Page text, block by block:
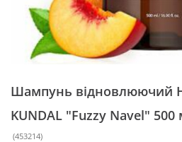
Шампунь відновлюючий
KUNDAL "Fuzzy Navel" 500
(453214)